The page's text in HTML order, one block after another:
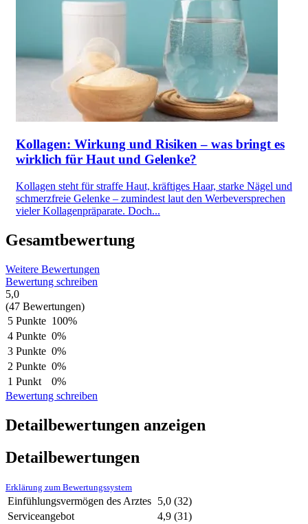
Kollagen: Wirkung und Risiken – was bringt es
wirklich für Haut und Gelenke?
Kollagen steht für straffe Haut, kräftiges Haar, starke Nägel und
schmerzfreie Gelenke – zumindest laut den Werbeversprechen
vieler Kollagenpräparate. Doch...
Gesamtbewertung
Weitere Bewertungen
Bewertung schreiben
5,0
(47 Bewertungen)
5 Punkte 100%
4 Punkte 0%
3 Punkte 0%
2 Punkte 0%
1 Punkt
0%
Bewertung schreiben
Detailbewertungen anzeigen
Detailbewertungen
Erklärung zum Bewertungssystem
Einfühlungsvermögen des Arztes 5,0 (32)
Serviceangebot
4,9 (31)